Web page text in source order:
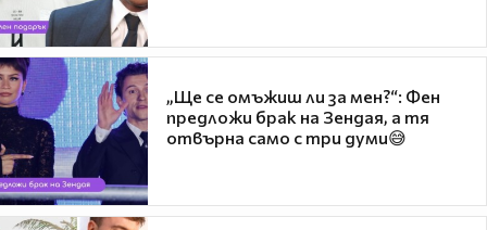
„Ще се омъжиш ли за мен?“: Фен
предложи брак на Зендая, а тя
отвърна само с три думи😅